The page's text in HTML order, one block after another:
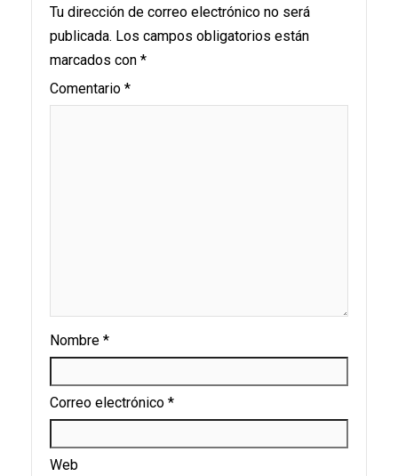
Tu dirección de correo electrónico no será
publicada. Los campos obligatorios están
marcados con *
Comentario *
Nombre *
Correo electrónico *
Web